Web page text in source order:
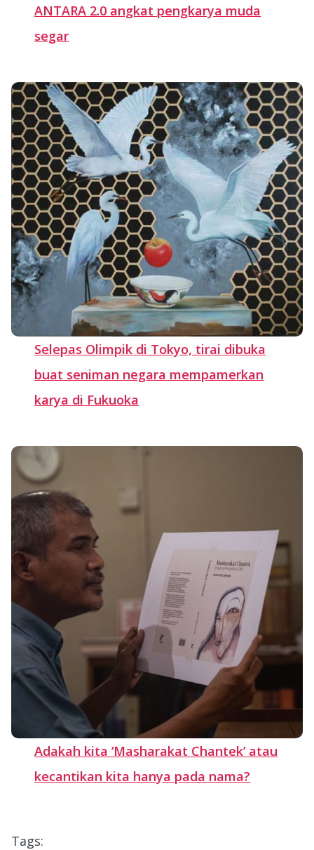
ANTARA 2.0 angkat pengkarya muda
segar
Selepas Olimpik di Tokyo, tirai dibuka
buat seniman negara mempamerkan
karya di Fukuoka
Adakah kita ‘Masharakat Chantek’ atau
kecantikan kita hanya pada nama?
Tags: